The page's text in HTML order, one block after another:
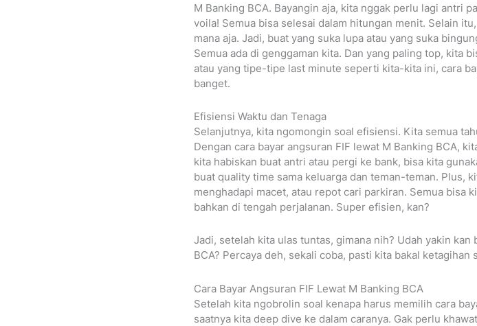
M Banking BCA. Bayangin aja, kita nggak perlu lagi antri
voila! Semua bisa selesai dalam hitungan menit. Selain
mana aja. Jadi, buat yang suka lupa atau yang suka
Semua ada di genggaman kita. Dan yang paling top, kita
atau yang tipe-tipe last minute seperti kita-kita ini, cara
banget.
Efisiensi Waktu dan Tenaga
Selanjutnya, kita ngomongin soal efisiensi. Kita semua
Dengan cara bayar angsuran FIF lewat M Banking BCA,
kita habiskan buat antri atau pergi ke bank, bisa kita
buat quality time sama keluarga dan teman-teman. Plus,
menghadapi macet, atau repot cari parkiran. Semua bisa
bahkan di tengah perjalanan. Super efisien, kan?
Jadi, setelah kita ulas tuntas, gimana nih? Udah yakin
BCA? Percaya deh, sekali coba, pasti kita bakal ketagihan
Cara Bayar Angsuran FIF Lewat M Banking BCA
Setelah kita ngobrolin soal kenapa harus memilih cara
saatnya kita deep dive ke dalam caranya. Gak perlu